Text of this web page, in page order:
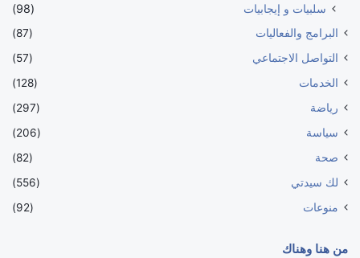
سلبيات و إيجابيات
(98)
البرامج والفعاليات
(87)
التواصل الاجتماعي
(57)
الخدمات
(128)
رياضة
(297)
سياسة
(206)
صحة
(82)
لك سيدتي
(556)
منوعات
(92)
من هنا وهناك